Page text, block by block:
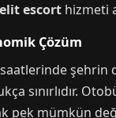
elit escort hizmeti
Çözüm
şehrin
sınırlıdır.
pek mümkün